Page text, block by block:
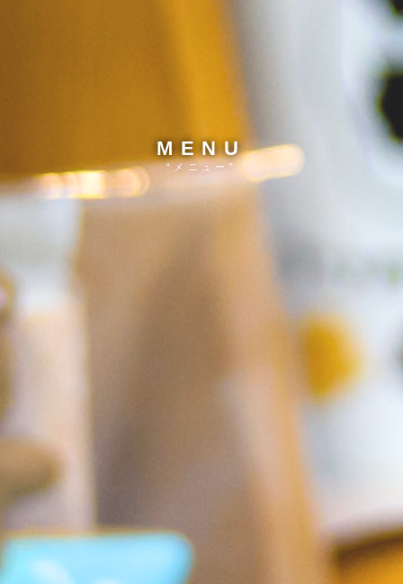
MENU
“メニュー”